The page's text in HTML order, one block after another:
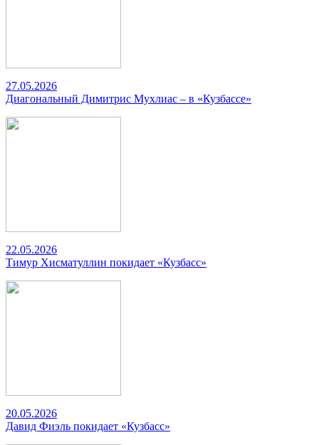
27.05.2026
Диагональный Димитрис Мухлиас – в «Кузбассе»
22.05.2026
Тимур Хисматуллин покидает «Кузбасс»
20.05.2026
Давид Фиэль покидает «Кузбасс»